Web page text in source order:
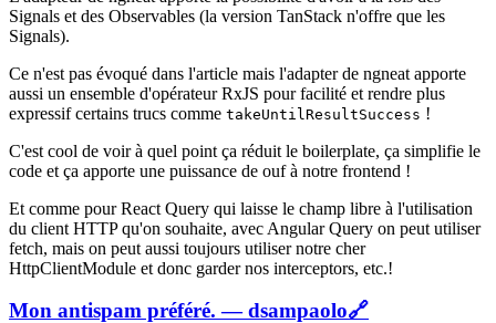
Signals et des Observables (la version TanStack n'offre que les
Signals).
Ce n'est pas évoqué dans l'article mais l'adapter de ngneat apporte
aussi un ensemble d'opérateur RxJS pour facilité et rendre plus
expressif certains trucs comme takeUntilResultSuccess !
C'est cool de voir à quel point ça réduit le boilerplate, ça simplifie le
code et ça apporte une puissance de ouf à notre frontend !
Et comme pour React Query qui laisse le champ libre à l'utilisation
du client HTTP qu'on souhaite, avec Angular Query on peut utiliser
fetch, mais on peut aussi toujours utiliser notre cher
HttpClientModule et donc garder nos interceptors, etc.!
Mon antispam préféré. — dsampaolo🔗